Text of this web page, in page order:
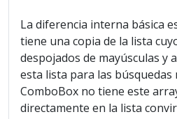
La diferencia interna básica
tiene una copia de la lista
despojados de mayúsculas y
esta lista para las búsquedas
ComboBox no tiene este
directamente en la lista